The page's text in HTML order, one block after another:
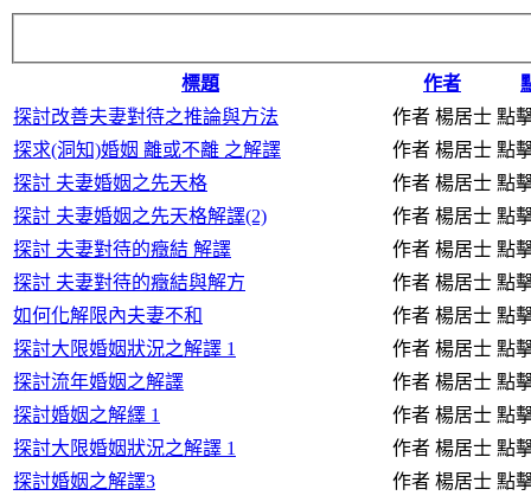
標題 作者
探討改善夫妻對待之推論與方法
作者 楊居士 點
探求(洞知)婚姻 離或不離 之解譯
作者 楊居士 點
探討 夫妻婚姻之先天格
作者 楊居士 點
探討 夫妻婚姻之先天格解譯(2)
作者 楊居士 點
探討 夫妻對待的癥結 解譯
作者 楊居士 點
探討 夫妻對待的癥結與解方
作者 楊居士 點
如何化解限內夫妻不和
作者 楊居士 點
探討大限婚姻狀況之解譯 1
作者 楊居士 點
探討流年婚姻之解譯
作者 楊居士 點
探討婚姻之解繹 1
作者 楊居士 點
探討大限婚姻狀況之解譯 1
作者 楊居士 點
探討婚姻之解譯3
作者 楊居士 點